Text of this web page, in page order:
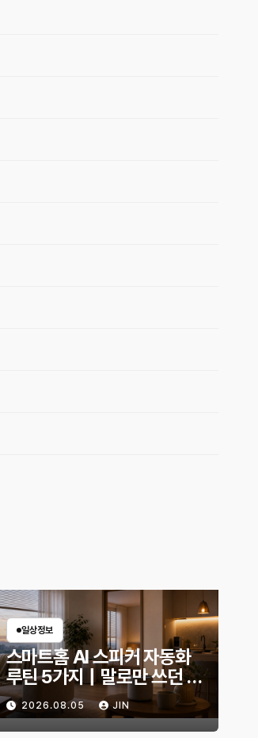
일상정보
스마트홈 AI 스피커 자동화
루틴 5가지｜말로만 쓰던 스
피커, 생활이 편해지는 설정
은?2026.08.05 JIN